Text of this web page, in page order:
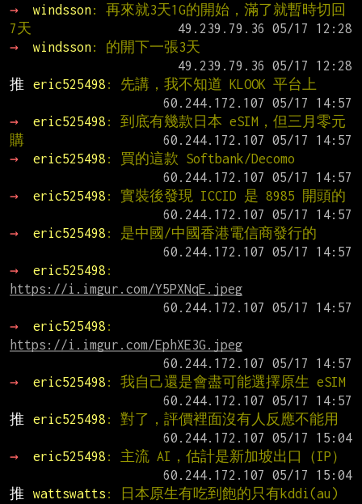
→
windsson: 再來就3天1G的開始，滿了就暫時切回
7天
→
windsson: 的開下一張3天
推
eric525498 : 先講，我不知道 KLOOK 平台上
→
eric525498 : 到底有幾款日本 eSIM，但三月零元
購
→
eric525498 : 買的這款 Softbank/Decomo
→
eric525498 : 實裝後發現 ICCID 是 8985 開頭的
→
eric525498 : 是中國/中國香港電信商發行的
→
eric525498
https://i.imgur.com/Y5PXNqE.jpeg
→
eric525498
https://i.imgur.com/EphXE3G.jpeg
→
eric525498 : 我自己還是會盡可能選擇原生 eSIM
推
eric525498 : 對了，評價裡面沒有人反應不能用
→
eric525498 : 主流 AI，估計是新加坡出口（IP）
推
wattswatts : 日本原生有吃到飽的只有kddi(au)